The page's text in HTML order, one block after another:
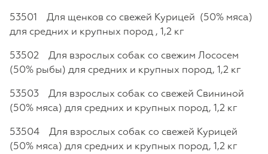
53501 Для щенков со свежей Курицей (50% мяса)
для средних и крупных пород , 1,2 кг
53502 Для взрослых собак со свежим Лососем
(50% рыбы) для средних и крупных пород, 1,2 кг
53503 Для взрослых собак со свежей Свининой
(50% мяса) для средних и крупных пород, 1,2 кг
53504 Для взрослых собак со свежей Курицей
(50% мяса) для средних и крупных пород, 1,2 кг